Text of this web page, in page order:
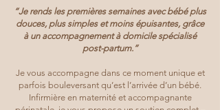
“Je rends les premières semaines avec bébé plus
douces, plus simples et moins épuisantes, grâce
à un accompagnement à domicile spécialisé
post-partum.”
Je vous accompagne dans ce moment unique et
parfois bouleversant qu’est l’arrivée d’un bébé.
Infirmière en maternité et accompagnante